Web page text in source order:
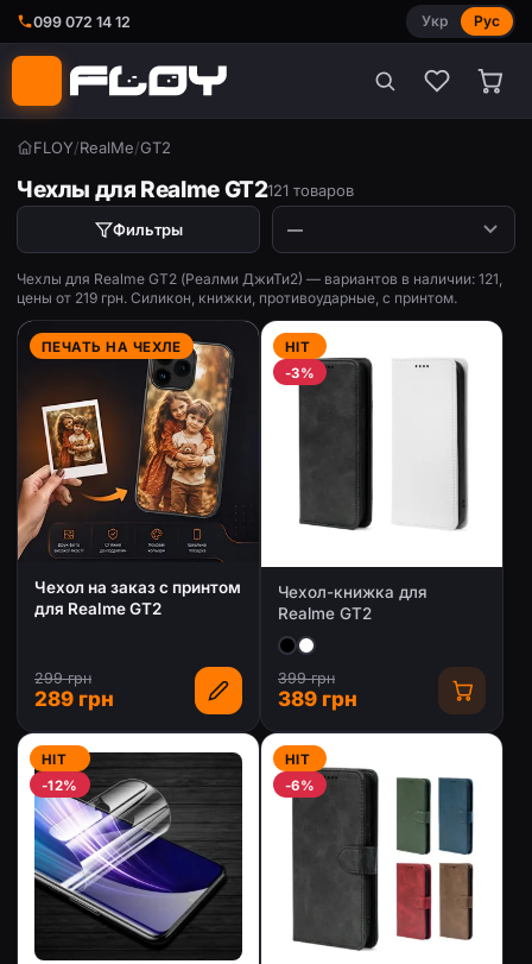
099 072 14 12 Укр Рус
FLOY/RealMe/GT2
Чехлы для Realme GT2121 товаров
Фильтры
Чехлы для Realme GT2 (Реалми ДжиТи2) — вариантов в наличии: 121,
цены от 219 грн. Силикон, книжки, противоударные, с принтом.
ПЕЧАТЬ НА ЧЕХЛЕ
Чехол на заказ с принтом
для Realme GT2
299 грн
289 грн
HIT
-3%
Чехол-книжка для
Realme GT2
399 грн
389 грн
HIT
-12%
HIT
-6%